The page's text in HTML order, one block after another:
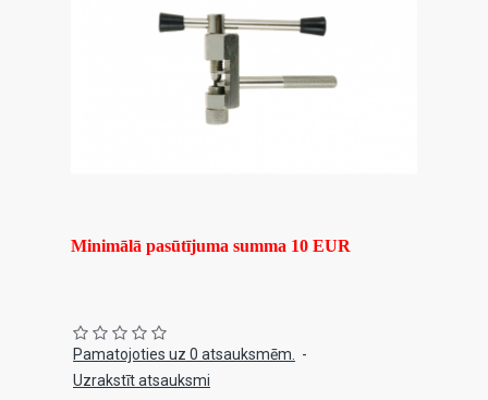
Minimālā pasūtījuma summa 10 EUR
Pamatojoties uz 0 atsauksmēm.
-
Uzrakstīt atsauksmi